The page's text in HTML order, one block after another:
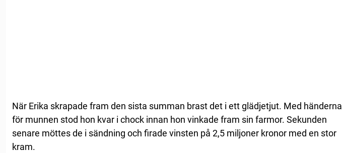
När Erika skrapade fram den sista summan brast det i ett glädjetjut. Med händerna
för munnen stod hon kvar i chock innan hon vinkade fram sin farmor. Sekunden
senare möttes de i sändning och firade vinsten på 2,5 miljoner kronor med en stor
kram.